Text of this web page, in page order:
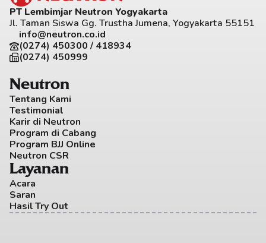
PT Lembimjar Neutron Yogyakarta
Jl. Taman Siswa Gg. Trustha Jumena, Yogyakarta 55151
info@neutron.co.id
(0274) 450300 / 418934
(0274) 450999
Neutron
Tentang Kami
Testimonial
Karir di Neutron
Program di Cabang
Program BJJ Online
Neutron CSR
Layanan
Acara
Saran
Hasil Try Out